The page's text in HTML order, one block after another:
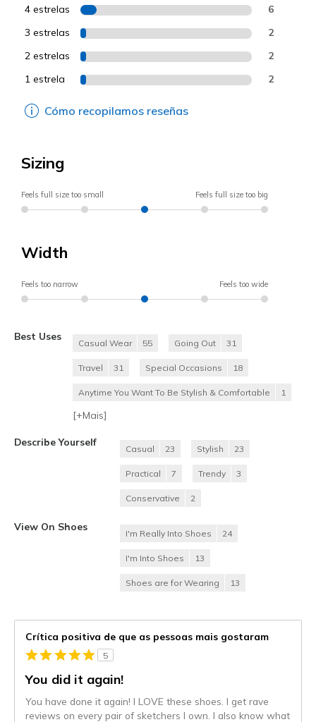
4 estrelas 6
3 estrelas 2
2 estrelas 2
1 estrela 2
Cómo recopilamos reseñas
Sizing
Feels full size too small Feels full size too big
Width
Feels too narrow Feels too wide
Best Uses
Casual Wear 55 Going Out 31
Travel 31 Special Occasions 18
Anytime You Want To Be Stylish & Comfortable 1
[+Mais]
Describe Yourself
Casual 23 Stylish 23
Practical 7 Trendy 3
Conservative 2
View On Shoes
I'm Really Into Shoes 24
I'm Into Shoes 13
Shoes are for Wearing 13
Crítica positiva de que as pessoas mais gostaram
5
You did it again!
You have done it again! I LOVE these shoes. I get rave
reviews on every pair of sketchers I own. I also know what